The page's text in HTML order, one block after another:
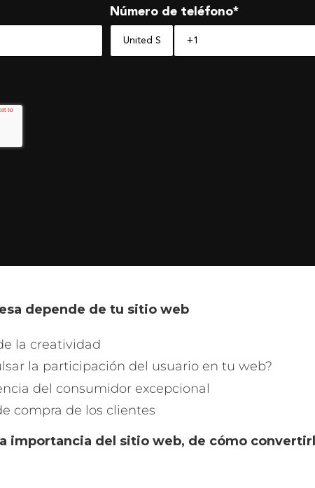
Número de teléfono*
depende de tu sitio web
la creatividad
la participación del usuario en tu web?
del consumidor excepcional
compra de los clientes
importancia del sitio web, de cómo